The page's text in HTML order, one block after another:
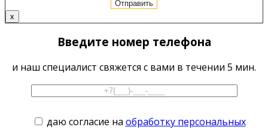
x
Введите номер телефона
и наш специалист свяжется с вами в течении 5 мин.
даю согласие на обработку персональных